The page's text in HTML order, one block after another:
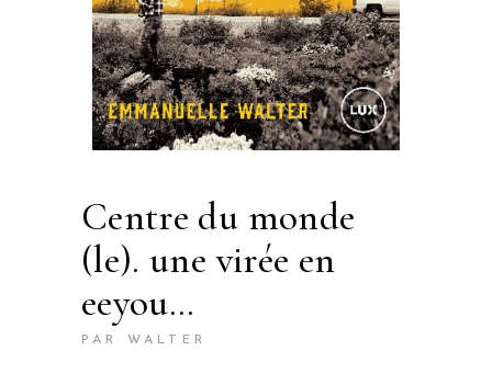
centre du monde
(le). une virée en
eeyou…
PAR WALTER